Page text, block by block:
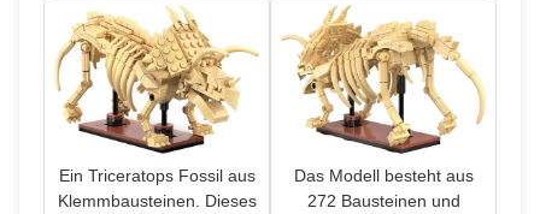
Ein Triceratops Fossil aus
Klemmbausteinen. Dieses
Das Modell besteht aus
272 Bausteinen und